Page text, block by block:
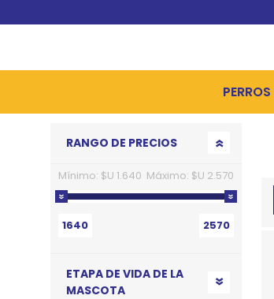
PERROS
RANGO DE PRECIOS
Mínimo: $U 1.640 Máximo: $U 2.570
1640 2570
ETAPA DE VIDA DE LA
MASCOTA